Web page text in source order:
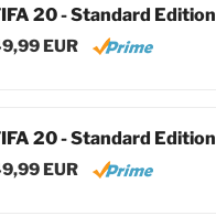
20 - Standard Edition
EUR
20 - Standard Edition
EUR